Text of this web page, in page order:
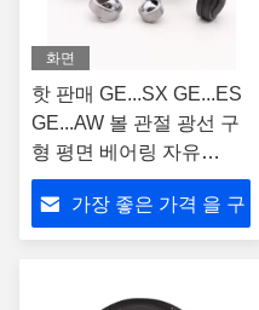
화면
핫 판매 GE...SX GE...ES
GE...AW 볼 관절 광선 구
형 평면 베어링 자유
GE45ES 2RS
가장 좋은 가격 을 구